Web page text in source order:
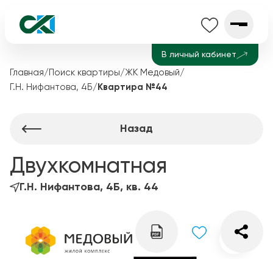
В личный кабинет
Главная/ Поиск квартиры/ЖК Медовый/
Г.Н. Нифантова, 4Б/ Квартира №44
Назад
Двухкомнатная
Г.Н. Нифантова, 4Б, кв. 44